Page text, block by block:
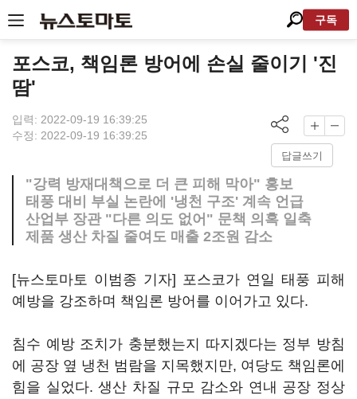
구독
포스코, 책임론 방어에 손실 줄이기 '진
땀'
입력: 2022-09-19 16:39:25
수정: 2022-09-19 16:39:25
답글쓰기
"강력 방재대책으로 더 큰 피해 막아" 홍보
태풍 대비 부실 논란에 '냉천 구조' 계속 언급
산업부 장관 "다른 의도 없어" 문책 의혹 일축
제품 생산 차질 줄여도 매출 2조원 감소
[뉴스토마토 이범종 기자] 포스코가 연일 태풍 피해
예방을 강조하며 책임론 방어를 이어가고 있다.
침수 예방 조치가 충분했는지 따지겠다는 정부 방침
에 공장 옆 냉천 범람을 지목했지만, 여당도 책임론에
힘을 실었다. 생산 차질 규모 감소와 연내 공장 정상